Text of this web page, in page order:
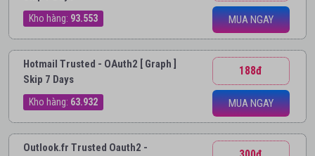
Kho hàng: 93.553 MUA NGAY
Hotmail Trusted - OAuth2 [ Graph ]
Skip 7 Days
Kho hàng: 63.932
188đ
MUA NGAY
Outlook.fr Trusted Oauth2 -